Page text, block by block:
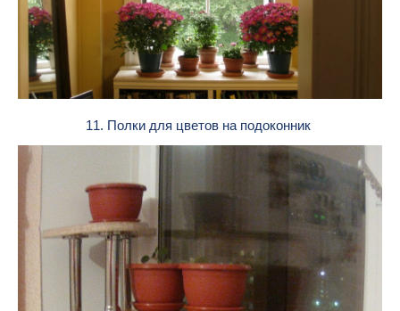
11. Полки для цветов на подоконник